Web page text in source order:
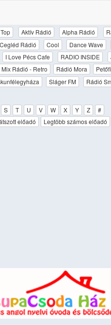
Aktív Rádió Alpha Rádió
Cegléd Rádió Cool Dance Wave
I Love Pécs Cafe RADIO INSIDE
Mix Rádió - Retro Rádió Mora
Sláger FM Rádió
S T U V W X Y Z
#
előadó Legtöbb számos előadó